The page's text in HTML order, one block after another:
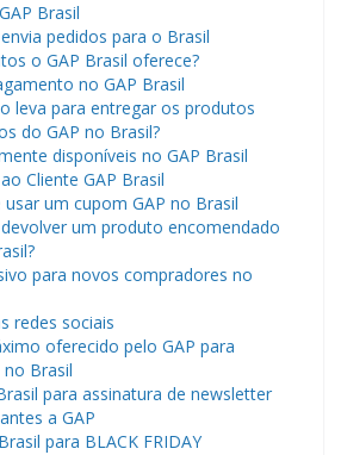
Brasil
pedidos para o Brasil
o GAP Brasil oferece?
no GAP Brasil
leva para entregar os produtos
do GAP no Brasil?
disponíveis no GAP Brasil
Cliente GAP Brasil
um cupom GAP no Brasil
um produto encomendado
para novos compradores no
redes sociais
oferecido pelo GAP para
Brasil
para assinatura de newsletter
a GAP
para BLACK FRIDAY